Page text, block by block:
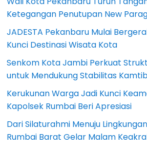
Ketegangan Penutupan New
JADESTA Pekanbaru Mulai
Kunci Destinasi Wisata Kota
Senkom Kota Jambi Perkuat
untuk Mendukung Stabilitas
Kerukunan Warga Jadi Kunci
Kapolsek Rumbai Beri Apresiasi
Dari Silaturahmi Menuju
Rumbai Barat Gelar Malam